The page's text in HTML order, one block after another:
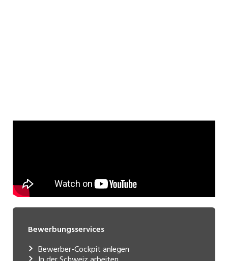
Bewerbungsservices
Bewerber-Cockpit anlegen